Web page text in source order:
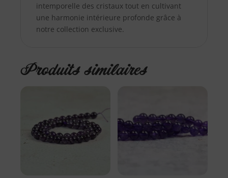
intemporelle des cristaux tout en cultivant
une harmonie intérieure profonde grâce à
notre collection exclusive.
Produits similaires